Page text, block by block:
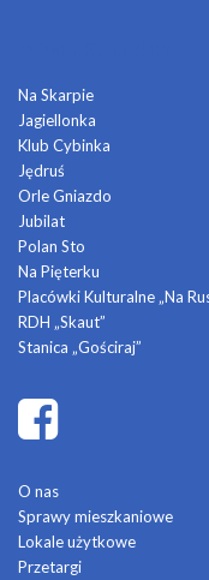
Na Skarpie
Jagiellonka
Klub Cybinka
Jędruś
Orle Gniazdo
Jubilat
Polan Sto
Na Pięterku
Placówki Kulturalne „Na
RDH „Skaut”
Stanica „Gościraj”
O nas
Sprawy mieszkaniowe
Lokale użytkowe
Przetargi